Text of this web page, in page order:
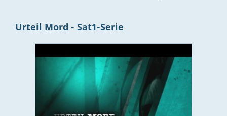
Urteil Mord - Sat1-Serie